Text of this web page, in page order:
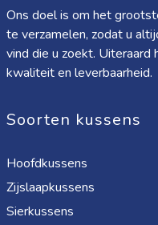
Ons doel is om het
te verzamelen, zodat u
vind die u zoekt. Uiteraard
kwaliteit en leverbaarheid.
Soorten kussens
Hoofdkussens
Zijslaapkussens
Sierkussens